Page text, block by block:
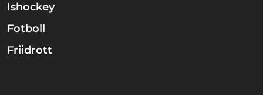
Ishockey
Fotboll
Friidrott